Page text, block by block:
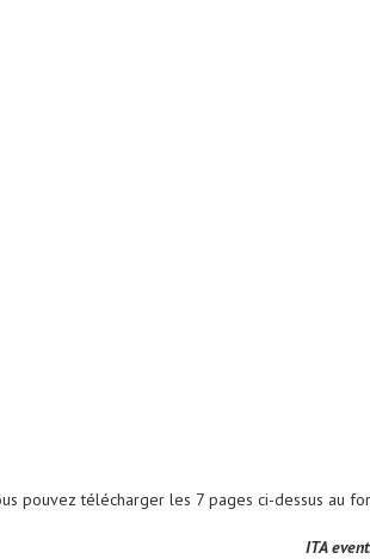
pouvez télécharger les 7 pages ci-dessus au
ITA